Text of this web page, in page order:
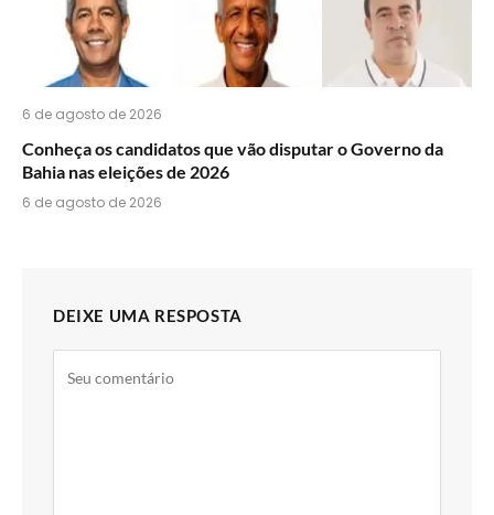
6 de agosto de 2026
Conheça os candidatos que vão disputar o Governo da
Bahia nas eleições de 2026
6 de agosto de 2026
DEIXE UMA RESPOSTA